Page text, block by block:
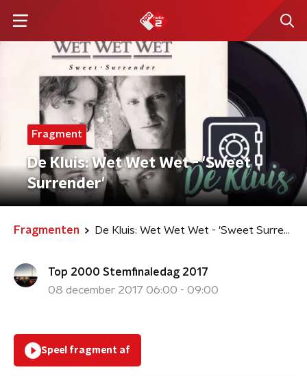
Fragment
De Kluis: Wet Wet Wet - 'Sweet
Surrender'
Fragmenten De Kluis: Wet Wet Wet - 'Sweet Surrender'
Top 2000 Stemfinaledag 2017
08 december 2017 06:00 - 09:00
Speel fragment af